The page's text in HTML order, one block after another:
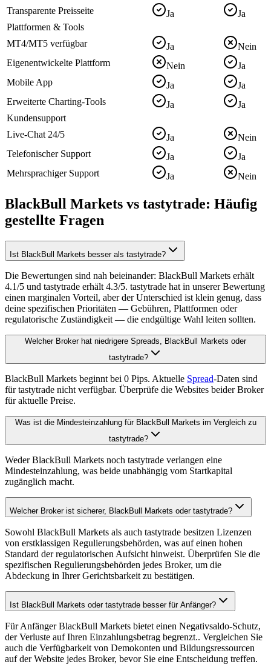
Transparente Preisseite
Ja
Ja
Plattformen & Tools
MT4/MT5 verfügbar
Ja
Nein
Eigenentwickelte Plattform
Nein
Ja
Mobile App
Ja
Ja
Erweiterte Charting-Tools
Ja
Ja
Kundensupport
Live-Chat 24/5
Ja
Nein
Telefonischer Support
Ja
Ja
Mehrsprachiger Support
Ja Nein
BlackBull Markets vs tastytrade: Häufig
gestellte Fragen
Ist BlackBull Markets besser als tastytrade?
Die Bewertungen sind nah beieinander: BlackBull Markets erhält
4.1/5 und tastytrade erhält 4.3/5. tastytrade hat in unserer Bewertung
einen marginalen Vorteil, aber der Unterschied ist klein genug, dass
deine spezifischen Prioritäten — Gebühren, Plattformen oder
regulatorische Zuständigkeit — die endgültige Wahl leiten sollten.
Welcher Broker hat niedrigere Spreads, BlackBull Markets oder
tastytrade?
BlackBull Markets beginnt bei 0 Pips. Aktuelle Spread-Daten sind
für tastytrade nicht verfügbar. Überprüfe die Websites beider Broker
für aktuelle Preise.
Was ist die Mindesteinzahlung für BlackBull Markets im Vergleich zu
tastytrade?
Weder BlackBull Markets noch tastytrade verlangen eine
Mindesteinzahlung, was beide unabhängig vom Startkapital
zugänglich macht.
Welcher Broker ist sicherer, BlackBull Markets oder tastytrade?
Sowohl BlackBull Markets als auch tastytrade besitzen Lizenzen
von erstklassigen Regulierungsbehörden, was auf einen hohen
Standard der regulatorischen Aufsicht hinweist. Überprüfen Sie die
spezifischen Regulierungsbehörden jedes Broker, um die
Abdeckung in Ihrer Gerichtsbarkeit zu bestätigen.
Ist BlackBull Markets oder tastytrade besser für Anfänger?
Für Anfänger BlackBull Markets bietet einen Negativsaldo-Schutz,
der Verluste auf Ihren Einzahlungsbetrag begrenzt.. Vergleichen Sie
auch die Verfügbarkeit von Demokonten und Bildungsressourcen
auf der Website jedes Broker, bevor Sie eine Entscheidung treffen.